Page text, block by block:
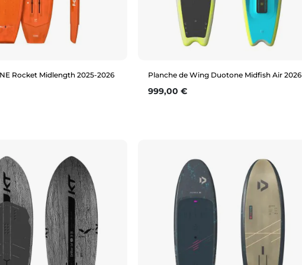
Rocket Midlength 2025-2026
6'8" (130L) 6'10" (150L)
Planche de Wing Duotone Midfish Air 2026
Prix
999,00 €